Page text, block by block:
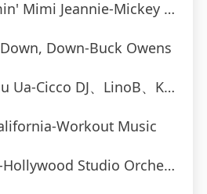
Mimi Jeannie-Mickey Hawks
Down, Down-Buck Owens
Ua-Cicco DJ、LinoB、Kiki
Workout Music
Studio Orchestra